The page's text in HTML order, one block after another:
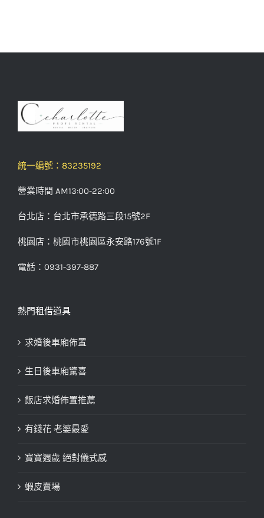
統一編號：83235192
營業時間 AM13:00-22:00
台北店：台北市承德路三段15號2F
桃園店：桃園市桃園區永安路176號1F
電話：0931-397-887
熱門租借道具
求婚後車廂佈置
生日後車廂驚喜
飯店求婚佈置推薦
有錢花 老婆最愛
寶寶週歲 絕對儀式感
蝦皮賣場